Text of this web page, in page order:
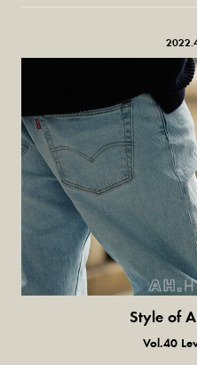
Style of
普通の服、普
Vol.40